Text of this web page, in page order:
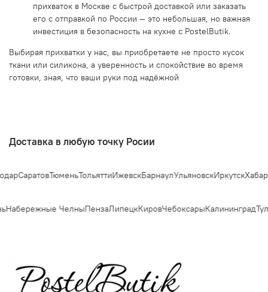
прихваток в Москве с быстрой доставкой или заказать
его с отправкой по России — это небольшая, но важная
инвестиция в безопасность на кухне с PostelButik.
Выбирая прихватки у нас, вы приобретаете не просто кусок
ткани или силикона, а уверенность и спокойствие во время
готовки, зная, что ваши руки под надёжной
Доставка в любую точку Росии
СаратовТюменьТольяттиИжевскБарнаулУльяновскИркутск
Набережные ЧелныПензаЛипецкКировЧебоксарыКалининград